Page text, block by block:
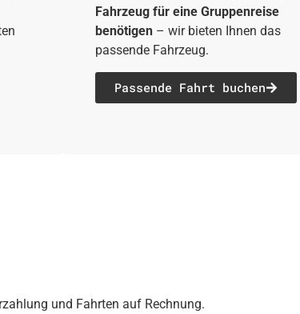
Fahrzeug für eine Gruppenreise
benötigen– wir bieten Ihnen das
passende Fahrzeug.
Passende Fahrt buchen
und Fahrten auf Rechnung.